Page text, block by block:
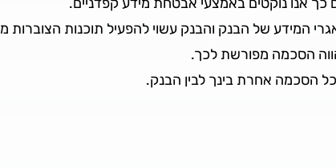
המידע של הבנק והבנק עשוי להפעיל תוכנות הצוברות
הסכמה מפורשת לכך.
הסכמה אחרת בינך לבין הבנק.